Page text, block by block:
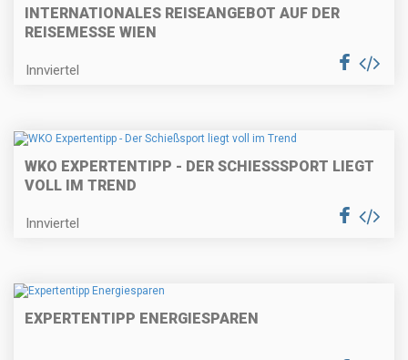
INTERNATIONALES REISEANGEBOT AUF DER
REISEMESSE WIEN
Innviertel
WKO EXPERTENTIPP - DER SCHIESSSPORT LIEGT V
OLL IM TREND
Innviertel
EXPERTENTIPP ENERGIESPAREN